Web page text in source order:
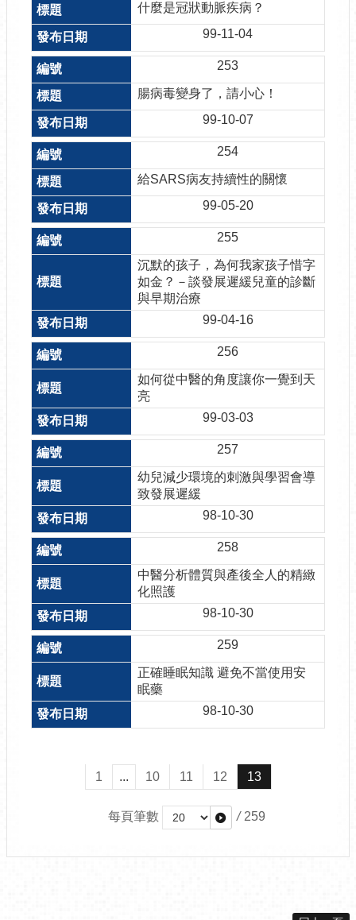
什麼是冠狀動脈疾病？
99-11-04
253
腸病毒變身了，請小心！
99-10-07
254
給SARS病友持續性的關懷
99-05-20
255
沉默的孩子，為何我家孩子惜字
如金？－談發展遲緩兒童的診斷
與早期治療
99-04-16
256
如何從中醫的角度讓你一覺到天
亮
99-03-03
257
幼兒減少環境的刺激與學習會導
致發展遲緩
98-10-30
258
中醫分析體質與產後全人的精緻
化照護
98-10-30
259
正確睡眠知識 避免不當使用安
眠藥
98-10-30
1 ... 10 11 12 13
每頁筆數 / 259